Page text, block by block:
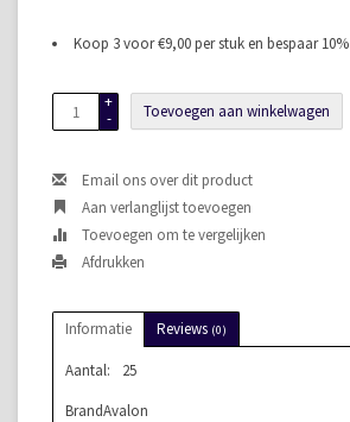
Koop 3 voor €9,00 per stuk en bespaar 10%
+
-
Toevoegen aan winkelwagen
Email ons over dit product
Aan verlanglijst toevoegen
Toevoegen om te vergelijken
Afdrukken
Informatie Reviews (0)
Aantal:
25
BrandAvalon